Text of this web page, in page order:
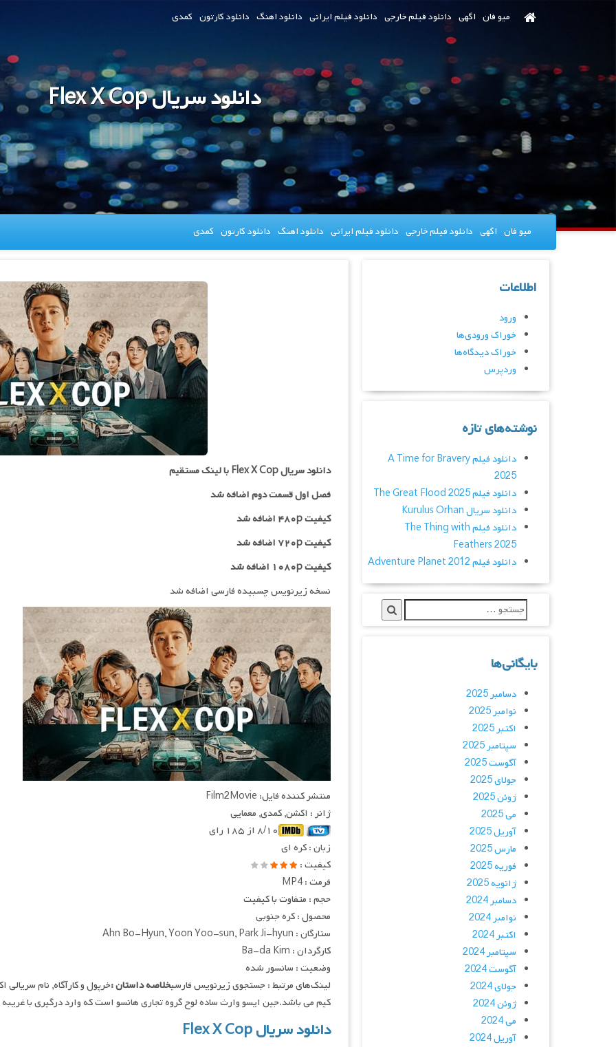
میو فان اگهی دانلود فیلم خارجی دانلود فیلم ایرانی دانلود اهنگ دانلود کارتون کمدی
دانلود سریال Flex X Cop
میو فان اگهی دانلود فیلم خارجی دانلود فیلم ایرانی دانلود اهنگ دانلود کارتون کمدی
دانلود سریال Flex X Cop با لینک مستقیم
فصل اول قسمت دوم اضافه شد
کیفیت ۴۸۰p اضافه شد
کیفیت ۷۲۰p
اضافه شد
کیفیت ۱۰۸۰p اضافه شد
نسخه زیرنویس چسبیده فارسی اضافه شد
منتشر کننده فایل: Film2Movie
ژانر : اکشن, کمدی, معمایی
۸/۱۰ از ۱۸۵ رای
زبان : کره ای
کیفیت :
فرمت : MP4
حجم : متفاوت با کیفیت
محصول : کره جنوبی
ستارگان : Ahn Bo-Hyun, Yoon Yoo-sun, Park Ji-hyun
کارگردان : Ba-da Kim
وضعیت : سانسور شده
لینک‌های مرتبط : جستجوی زیرنویس فارسیخلاصه داستان :
کیم می باشد.جین ایسو وارث ساده لوح گروه تجاری هانسو است که وارد درگیری با
دانلود سریالFlex X Cop
اطلاعات
ورود
خوراک ورودی‌ها
خوراک دیدگاه‌ها
وردپرس
نوشته‌های تازه
دانلود فیلم A Time for Bravery
2025
دانلود فیلم The Great Flood 2025
دانلود سریال Kurulus Orhan
دانلود فیلم The Thing with
Feathers 2025
دانلود فیلم Adventure Planet 2012
بایگانی‌ها
دسامبر 2025
نوامبر 2025
اکتبر 2025
سپتامبر 2025
آگوست 2025
جولای 2025
ژوئن 2025
می 2025
آوریل 2025
مارس 2025
فوریه 2025
ژانویه 2025
دسامبر 2024
نوامبر 2024
اکتبر 2024
سپتامبر 2024
آگوست 2024
جولای 2024
ژوئن 2024
می 2024
آوریل 2024